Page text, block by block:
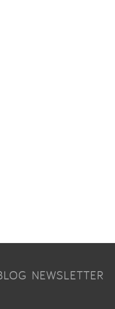
NEWSLETTER